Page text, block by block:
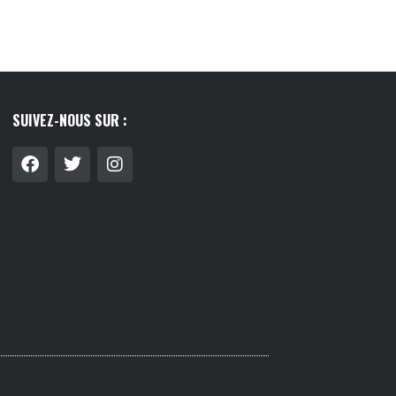
SUIVEZ-NOUS SUR :